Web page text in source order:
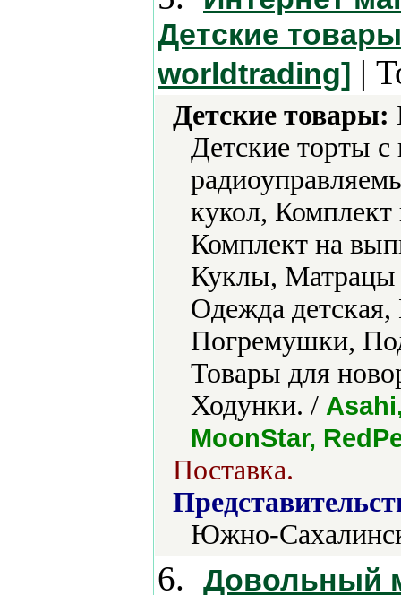
Детские
worldtrading] |
Детские товары:
Детские торты
кукол, Комплект
Комплект на
Куклы, Матрацы
Одежда
Погремушки,
Товары для
Ходунки. /
MoonStar,
Поставка.
Южно-
6. Довольный